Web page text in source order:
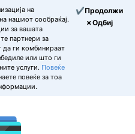
на
нашиот сообраќај.
за вашата
партнери за
ги комбинираат
или што ги
услуги. Повеќе
повеќе за тоа
✔Продолжи
✗Одбиј